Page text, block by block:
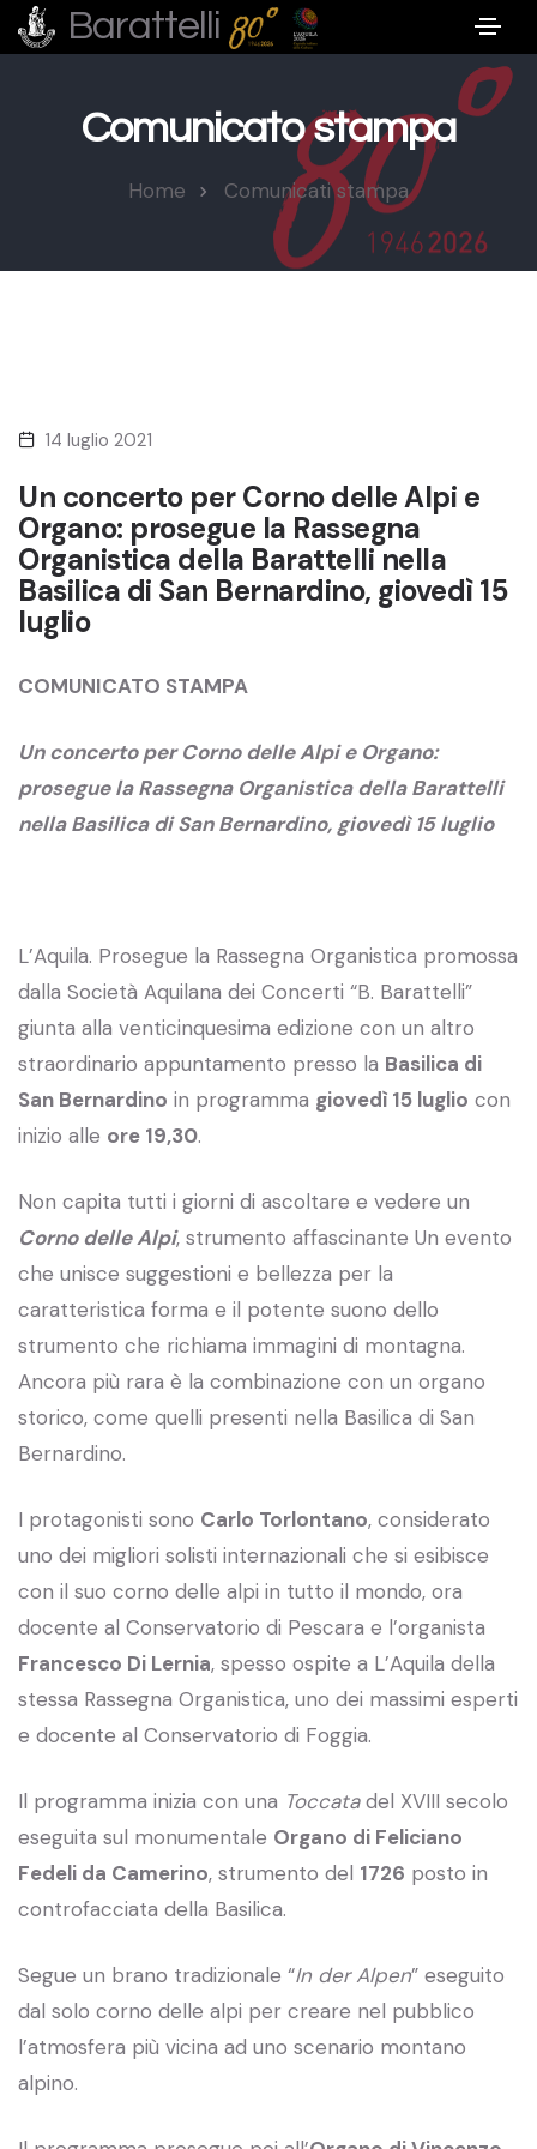
Barattelli
Comunicato stampa
Home Comunicati stampa
14 luglio 2021
Un concerto per Corno delle Alpi e
Organo: prosegue la Rassegna
Organistica della Barattelli nella
Basilica di San Bernardino, giovedì 15
luglio
COMUNICATO STAMPA
Un concerto per Corno delle Alpi e Organo:
prosegue la Rassegna Organistica della Barattelli
nella Basilica di San Bernardino, giovedì 15 luglio
L’Aquila. Prosegue la Rassegna Organistica promossa
dalla Società Aquilana dei Concerti “B. Barattelli”
giunta alla venticinquesima edizione con un altro
straordinario appuntamento presso la Basilica di
San Bernardino in programma giovedì 15 luglio con
inizio alle ore 19,30.
Non capita tutti i giorni di ascoltare e vedere un
Corno delle Alpi, strumento affascinante Un evento
che unisce suggestioni e bellezza per la
caratteristica forma e il potente suono dello
strumento che richiama immagini di montagna.
Ancora più rara è la combinazione con un organo
storico, come quelli presenti nella Basilica di San
Bernardino.
I protagonisti sono Carlo Torlontano, considerato
uno dei migliori solisti internazionali che si esibisce
con il suo corno delle alpi in tutto il mondo, ora
docente al Conservatorio di Pescara e l’organista
Francesco Di Lernia, spesso ospite a L’Aquila della
stessa Rassegna Organistica, uno dei massimi esperti
e docente al Conservatorio di Foggia.
Il programma inizia con una Toccatadel XVIII secolo
eseguita sul monumentale Organo di Feliciano
Fedeli da Camerino, strumento del 1726 posto in
controfacciata della Basilica.
Segue un brano tradizionale “In der Alpen” eseguito
dal solo corno delle alpi per creare nel pubblico
l’atmosfera più vicina ad uno scenario montano
alpino.